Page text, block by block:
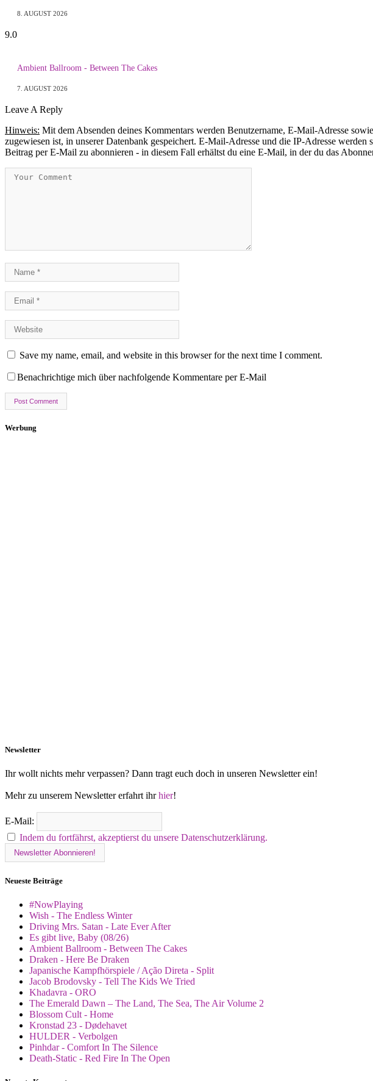
8. AUGUST 2026
9.0
Ambient Ballroom - Between The Cakes
7. AUGUST 2026
Leave A Reply
Hinweis: Mit dem Absenden deines Kommentars werden Benutzername, E-Mail-Adresse
zugewiesen ist, in unserer Datenbank gespeichert. E-Mail-Adresse und die IP-Adresse
Beitrag per E-Mail zu abonnieren - in diesem Fall erhältst du eine E-Mail, in der du das
Save my name, email, and website in this browser for the next time I comment.
Benachrichtige mich über nachfolgende Kommentare per E-Mail
Werbung
Newsletter
Ihr wollt nichts mehr verpassen? Dann tragt euch doch in unseren Newsletter ein!
Mehr zu unserem Newsletter erfahrt ihrhier!
E-Mail:
Indem du fortfährst, akzeptierst du unsere Datenschutzerklärung.
Neueste Beiträge
#NowPlaying
Wish - The Endless Winter
Driving Mrs. Satan - Late Ever After
Es gibt live, Baby (08/26)
Ambient Ballroom - Between The Cakes
Draken - Here Be Draken
Japanische Kampfhörspiele / Ação Direta - Split
Jacob Brodovsky - Tell The Kids We Tried
Khadavra - ORO
The Emerald Dawn – The Land, The Sea, The Air Volume 2
Blossom Cult - Home
Kronstad 23 - Dødehavet
HULDER - Verbolgen
Pinhdar - Comfort In The Silence
Death-Static - Red Fire In The Open